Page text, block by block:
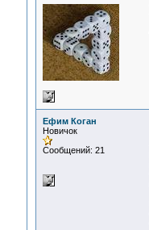
Ефим Коган
Новичок
Сообщений: 21